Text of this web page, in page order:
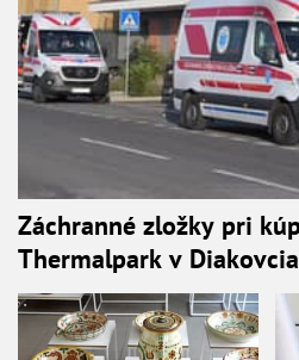
Záchranné zložky pri
Thermalpark v